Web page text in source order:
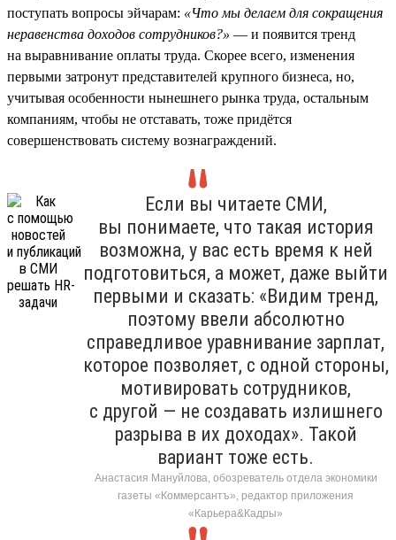
поступать вопросы эйчарам: «Что мы делаем для сокращения
неравенства доходов сотрудников?» — и появится тренд
на выравнивание оплаты труда. Скорее всего, изменения
первыми затронут представителей крупного бизнеса, но,
учитывая особенности нынешнего рынка труда, остальным
компаниям, чтобы не отставать, тоже придётся
совершенствовать систему вознаграждений.
Если вы читаете СМИ,
вы понимаете, что такая история
возможна, у вас есть время к ней
подготовиться, а может, даже выйти
первыми и сказать: «Видим тренд,
поэтому ввели абсолютно
справедливое уравнивание зарплат,
которое позволяет, с одной стороны,
мотивировать сотрудников,
с другой — не создавать излишнего
разрыва в их доходах». Такой
вариант тоже есть.
Анастасия Мануйлова, обозреватель отдела экономики
газеты «Коммерсантъ», редактор приложения
«Карьера&Кадры»